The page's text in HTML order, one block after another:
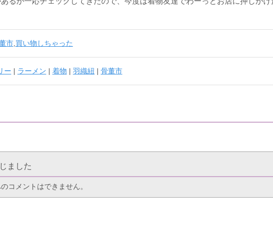
市, 買い物しちゃった
ー | ラーメン | 着物 | 羽織紐 | 骨董市
ました
コメントはできません。